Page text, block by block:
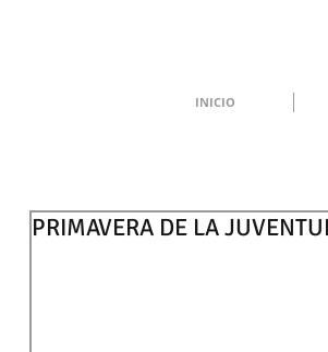
INICIO
PRIMAVERA DE LA